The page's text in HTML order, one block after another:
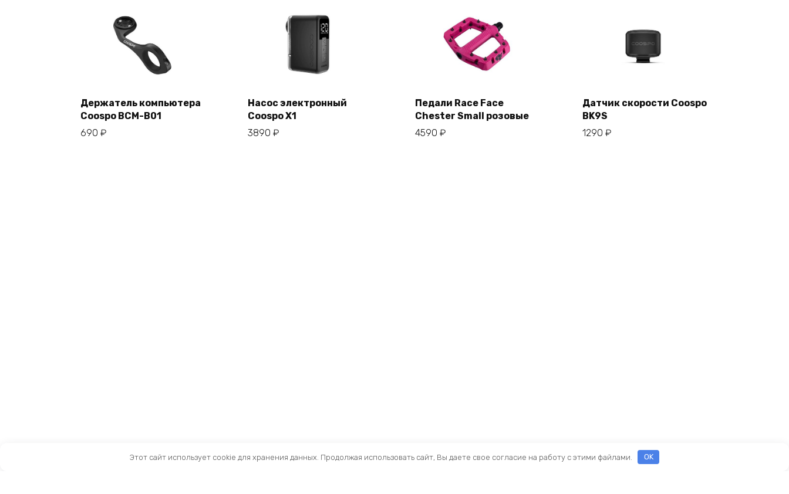
Держатель компьютера
Coospo BCM-B01
690 ₽
Насос электронный
Coospo X1
3890 ₽
Педали Race Face
Chester Small розовые
4590 ₽
Датчик скорости Coospo
BK9S
1290 ₽
Этот сайт использует cookie для хранения данных. Продолжая использовать сайт, Вы даете свое согласие на работу с этими файлами. OK